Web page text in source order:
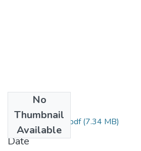
No
Thumbnail
Available
Boudhar, Melissa.pdf(7.34 MB)
Date